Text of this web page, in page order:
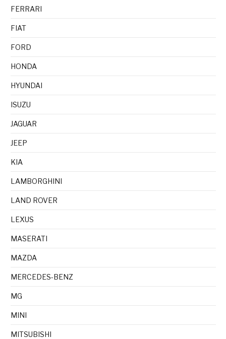
FERRARI
FIAT
FORD
HONDA
HYUNDAI
ISUZU
JAGUAR
JEEP
KIA
LAMBORGHINI
LAND ROVER
LEXUS
MASERATI
MAZDA
MERCEDES-BENZ
MG
MINI
MITSUBISHI